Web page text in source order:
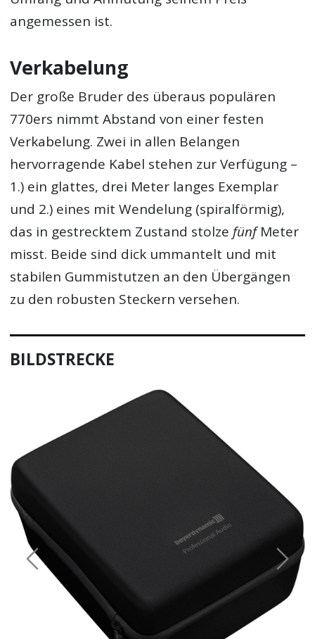
angemessen ist.
Verkabelung
Der große Bruder des überaus populären
770ers nimmt Abstand von einer festen
Verkabelung. Zwei in allen Belangen
hervorragende Kabel stehen zur Verfügung –
1.) ein glattes, drei Meter langes Exemplar
und 2.) eines mit Wendelung (spiralförmig),
das in gestrecktem Zustand stolzefünfMeter
misst. Beide sind dick ummantelt und mit
stabilen Gummistutzen an den Übergängen
zu den robusten Steckern versehen.
BILDSTRECKE
Previous Next